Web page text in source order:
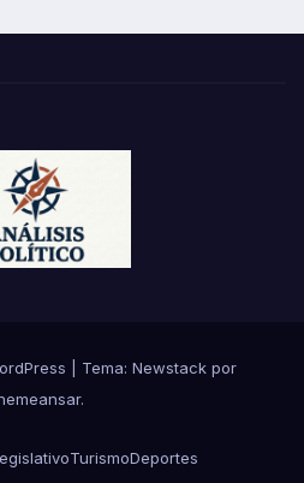
Tema: Newstackpor
.
TurismoDeportes